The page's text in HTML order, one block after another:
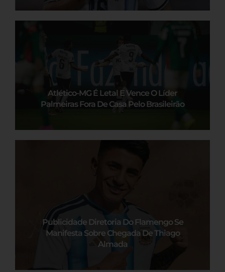
Atlético-MG É Letal E Vence O Líder
Palmeiras Fora De Casa Pelo Brasileirão
Publicidade Diretoria Do Flamengo Se
Manifesta Sobre Chegada De Thiago
Almada